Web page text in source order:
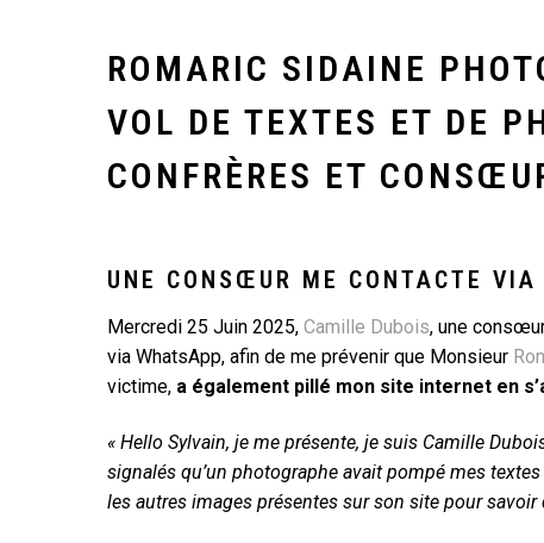
ROMARIC SIDAINE
VOL DE TEXTES ET DE
CONFRÈRES ET
UNE CONSŒUR ME CONTACTE VIA
Mercredi 25 Juin 2025, Camille Dubois, une
via WhatsApp, afin de me prévenir que Monsieur
victime, a également pillé mon site internet en
« Hello Sylvain, je me présente, je suis Camille
signalés qu’un photographe avait pompé mes
les autres images présentes sur son site pour